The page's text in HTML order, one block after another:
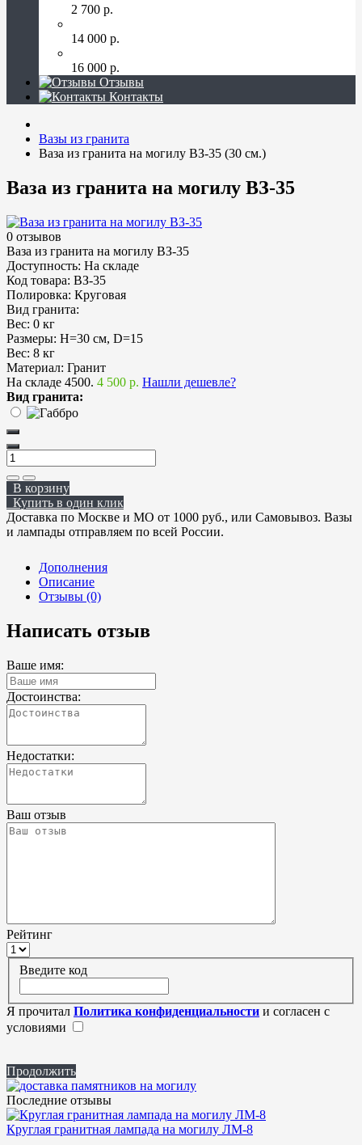
2 700 р.
14 000 р.
16 000 р.
Отзывы
Контакты
Вазы из гранита
Ваза из гранита на могилу ВЗ-35 (30 см.)
Ваза из гранита на могилу ВЗ-35
0 отзывов
Ваза из гранита на могилу ВЗ-35
Доступность: На складе
Код товара: ВЗ-35
Полировка: Круговая
Вид гранита:
Вес: 0 кг
Размеры: H=30 см, D=15
Вес: 8 кг
Материал: Гранит
На складе 4500. 4 500 р. Нашли дешевле?
Вид гранита:
В корзину
Купить в один клик
Доставка по Москве и МО от 1000 руб., или Самовывоз. Вазы
и лампады отправляем по всей России.
Дополнения
Описание
Отзывы (0)
Написать отзыв
Ваше имя:
Достоинства:
Недостатки:
Ваш отзыв
Рейтинг
Введите код
Я прочитал Политика конфиденциальности и согласен с
условиями
Продолжить
Последние отзывы
Круглая гранитная лампада на могилу ЛМ-8